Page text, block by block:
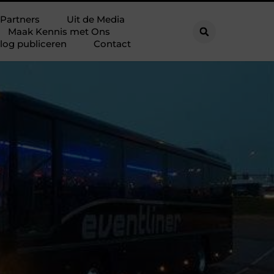
Partners
Uit de Media
Maak Kennis met Ons
publiceren
Contact